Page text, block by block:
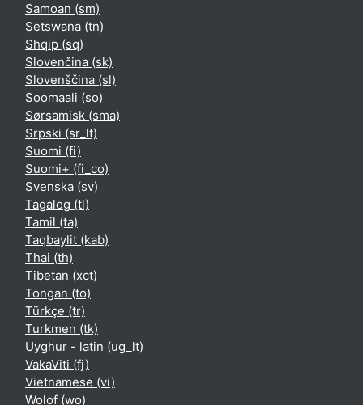
Samoan ‎(sm)‎
Setswana ‎(tn)‎
Shqip ‎(sq)‎
Slovenčina ‎(sk)‎
Slovenščina ‎(sl)‎
Soomaali ‎(so)‎
Sørsamisk ‎(sma)‎
Srpski ‎(sr_lt)‎
Suomi ‎(fi)‎
Suomi+ ‎(fi_co)‎
Svenska ‎(sv)‎
Tagalog ‎(tl)‎
Tamil ‎(ta)‎
Taqbaylit ‎(kab)‎
Thai ‎(th)‎
Tibetan ‎(xct)‎
Tongan ‎(to)‎
Türkçe ‎(tr)‎
Turkmen ‎(tk)‎
Uyghur - latin ‎(ug_lt)‎
VakaViti ‎(fj)‎
Vietnamese ‎(vi)‎
Wolof ‎(wo)‎